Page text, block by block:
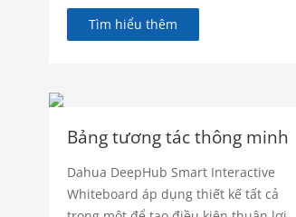
hiện những điều đó về nguồn điện và
mạng điều kiện. Giải pháp an ninh
năng), áp dụng công nghệ điện mặt
trời để tạo thành một hệ thống giám
sát ngoại lưới. Nó phù hợp với các
môi trường không có nguồn và không
Tìm hiểu thêm
Bảng tương tác thông minh
Dahua DeepHub Smart Interactive
Whiteboard áp dụng thiết kế tất cả